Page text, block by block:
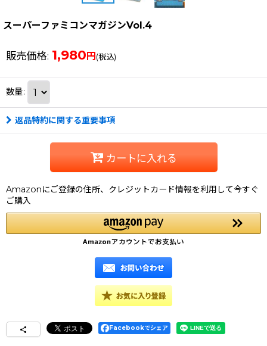
スーパーファミコンマガジンVol.4
販売価格: 1,980 円 (税込)
数量:
返品特約に関する重要事項
カートに入れる
Amazonにご登録の住所、クレジットカード情報を利用して今すぐ
ご購入
Facebookでシェア